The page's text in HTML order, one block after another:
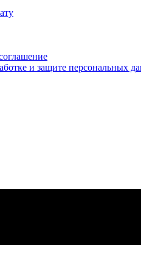
и защите персональных